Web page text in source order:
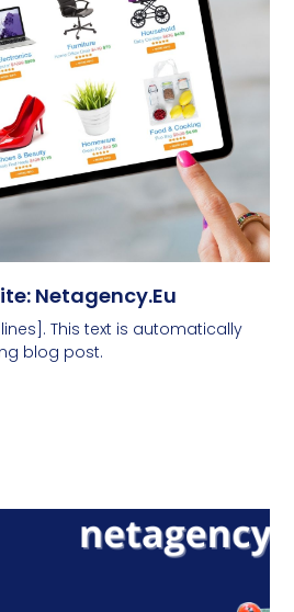
Netagency.eu
This text is automatically
blog post.